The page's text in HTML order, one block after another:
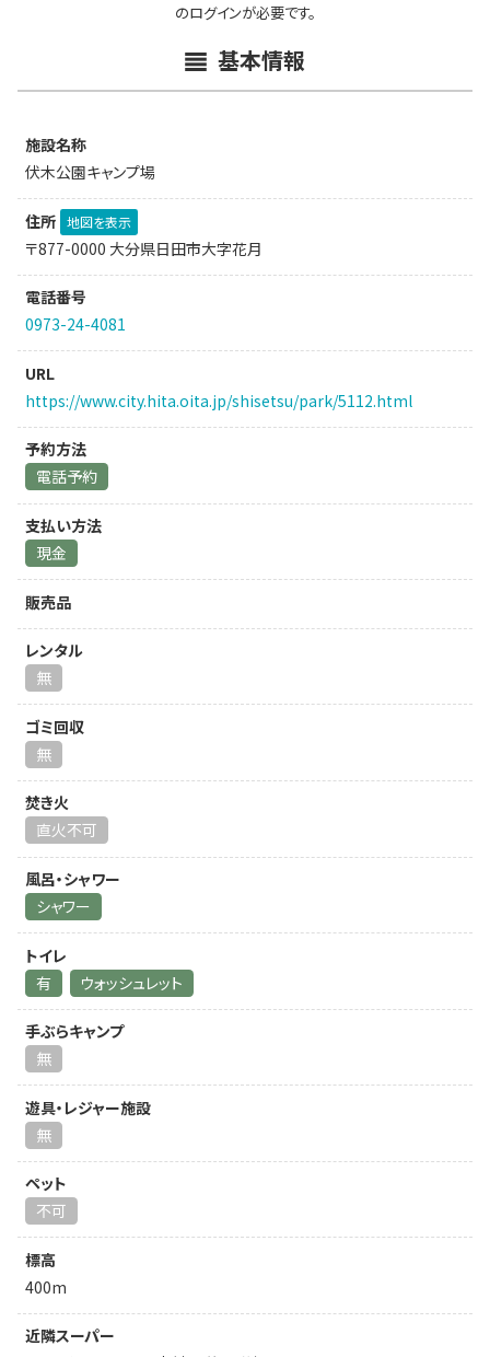
のログインが必要です。
基本情報
施設名称
伏木公園キャンプ場
住所 地図を表示
〒877-0000 大分県日田市大字花月
電話番号
0973-24-4081
URL
https://www.city.hita.oita.jp/shisetsu/park/5112.html
予約方法
電話予約
支払い方法
現金
販売品
レンタル
無
ゴミ回収
無
焚き火
直火不可
風呂・シャワー
シャワー
トイレ
有
ウォッシュレット
手ぶらキャンプ
無
遊具・レジャー施設
無
ペット
不可
標高
400m
近隣スーパー